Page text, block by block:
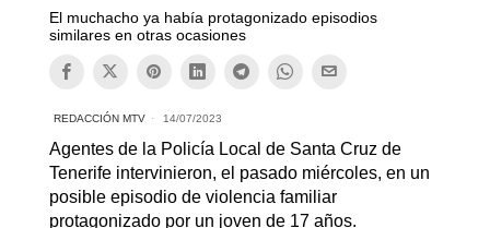
El muchacho ya había protagonizado episodios
similares en otras ocasiones
REDACCIÓN MTV 14/07/2023
Agentes de la Policía Local de Santa Cruz de
Tenerife intervinieron, el pasado miércoles, en un
posible episodio de violencia familiar
protagonizado por un joven de 17 años.